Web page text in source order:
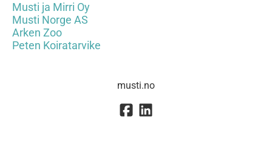
Musti ja Mirri Oy
Musti Norge AS
Arken Zoo
Peten Koiratarvike
musti.no